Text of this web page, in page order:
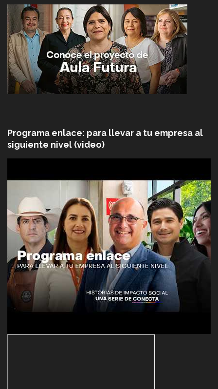
Programa enlace: para llevar a tu empresa al
siguiente nivel (video)